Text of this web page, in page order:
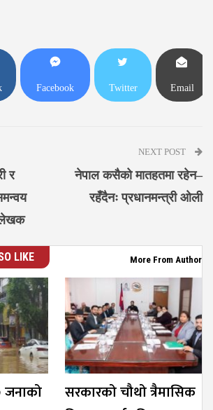
Facebook Twitter Email
र
लेखक
NEXT POST
नेपाल कसैको मातहतमा रहेन–
रहँदैनः प्रधानमन्त्री ओली
LIKE More From Author
जनाको
सरकारको चौथो त्रैमासिक